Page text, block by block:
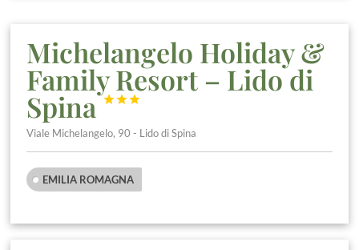
Michelangelo Holiday &
Family Resort – Lido di
Spina 


Viale Michelangelo, 90 - Lido di Spina
EMILIA ROMAGNA